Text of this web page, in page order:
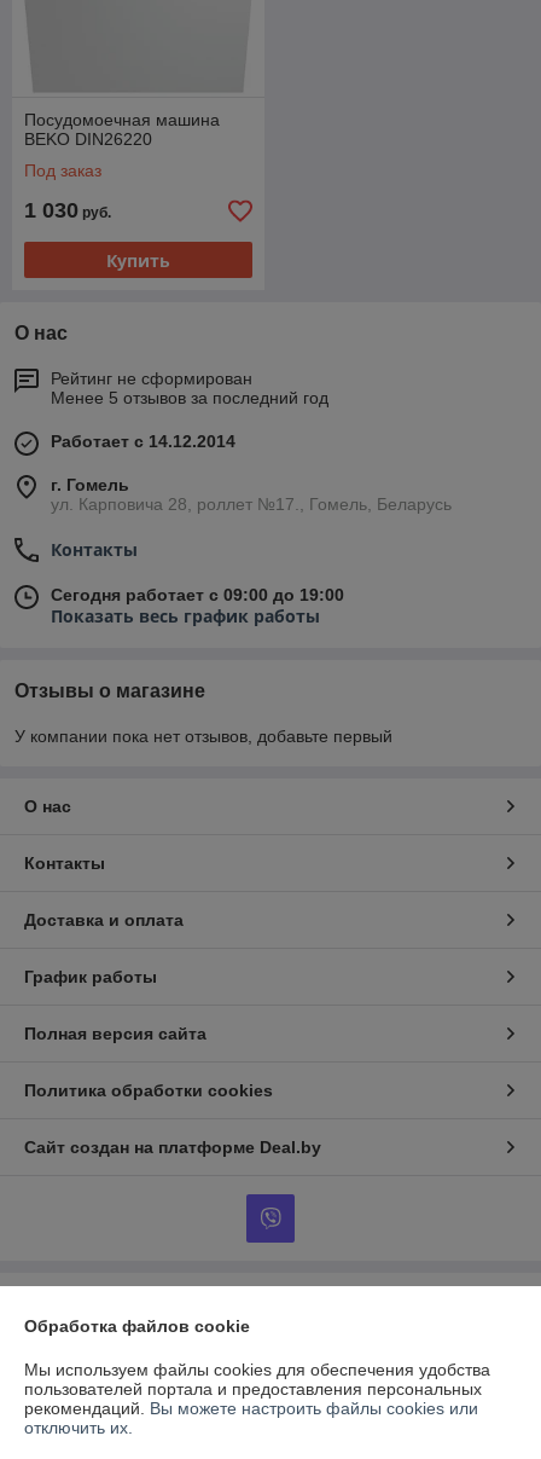
Посудомоечная машина
BEKO DIN26220
Под заказ
1 030 руб.
Купить
О нас
Рейтинг не сформирован
Менее 5 отзывов за последний год
Работает с 14.12.2014
г. Гомель
ул. Карповича 28, роллет №17., Гомель, Беларусь
Контакты
Сегодня работает с 09:00 до 19:00
Показать весь график работы
Отзывы о магазине
У компании пока нет отзывов, добавьте первый
О нас
Контакты
Доставка и оплата
График работы
Полная версия сайта
Политика обработки cookies
Сайт создан на платформе Deal.by
г.Гомель, ул.Владимирова д.71 кв.64
Регистрационный номер ЕГР: 491143149
Обработка файлов cookie
Мы используем файлы cookies для обеспечения удобства
пользователей портала и предоставления персональных
рекомендаций. Вы можете настроить файлы cookies или
отключить их.